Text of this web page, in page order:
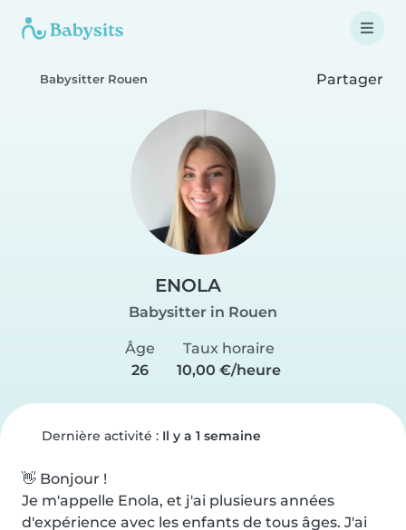
Babysitter Rouen Partager
ENOLA
Babysitter in Rouen
Âge
26
Taux horaire
10,00 €/heure
Dernière activité : Il y a 1 semaine
👋 Bonjour !
Je m'appelle Enola, et j'ai plusieurs années
d'expérience avec les enfants de tous âges. J'ai